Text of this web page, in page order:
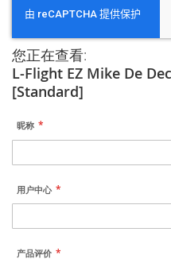
您正在查看:
L-Flight EZ Mike De
[Standard]
昵称
用户中心
产品评价